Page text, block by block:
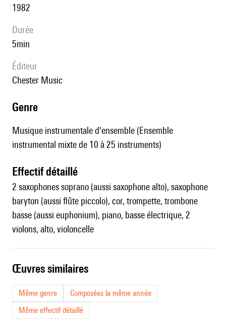
1982
durée
5min
éditeur
Chester Music
genre
Musique instrumentale d'ensemble (Ensemble
instrumental mixte de 10 à 25 instruments)
effectif détaillé
2 saxophones soprano (aussi saxophone alto), saxophone
baryton (aussi flûte piccolo), cor, trompette, trombone
basse (aussi euphonium), piano, basse électrique, 2
violons, alto, violoncelle
œuvres similaires
Même genre
Composées la même année
Même effectif détaillé